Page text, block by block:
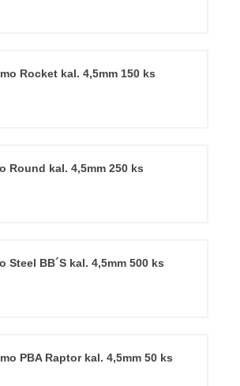
Rocket kal. 4,5mm 150 ks
Round kal. 4,5mm 250 ks
Steel BB´S kal. 4,5mm 500 ks
PBA Raptor kal. 4,5mm 50 ks